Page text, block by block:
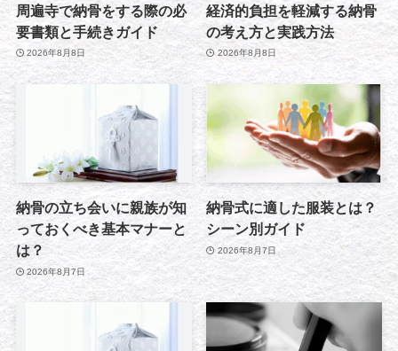
周遍寺で納骨をする際の必
要書類と手続きガイド
2026年8月8日
経済的負担を軽減する納骨
の考え方と実践方法
2026年8月8日
納骨の立ち会いに親族が知
っておくべき基本マナーと
は？
2026年8月7日
納骨式に適した服装とは？
シーン別ガイド
2026年8月7日